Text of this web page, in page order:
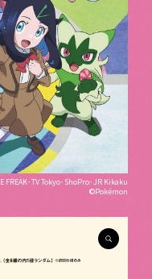
･TV Tokyo･ShoPro･JR Kikaku
©Pokémon